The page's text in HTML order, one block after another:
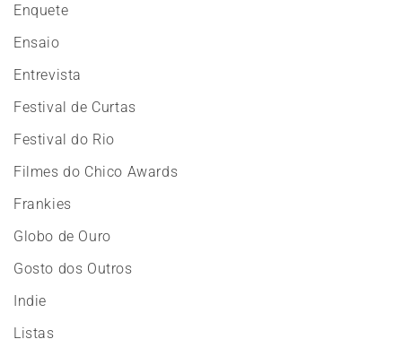
Enquete
Ensaio
Entrevista
Festival de Curtas
Festival do Rio
Filmes do Chico Awards
Frankies
Globo de Ouro
Gosto dos Outros
Indie
Listas